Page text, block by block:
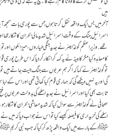
ہیں‘‘
اسرائیل جنگ کے وقت اسرائیل شدید مالی بحران کا شکار تھا
تھے. وزیرِاعظم گولڈا میئر نے جدید جنگی طیاروں، میزائلوں
کا معاہدہ کیا مگر کابینہ نے یہ کہہ کر انکار کردیا کہ اس طرح
تو گولڈا میئر نے کہا کہ اگر ہم عربوں سے جنگ جیت جاتے ہیں
گی اور یہ نہیں دیکھے گی کہ ہماری قوم کیا کھاتی تھی اور اس
ثابت بھی کیا اور اسرائیل نے جدید اسلحے کی بدولت عربوں پر
صحافی نے گولڈا میئر سے سوال کیا کہ شدید معاشی بحران
اسلحے کی خریداری کا فیصلہ کیسے کیا تو اس نے جواب دیا کہ میں
ﷺ کے بارے میں ایک واقعہ پڑھ کر کیا کہ جب نبی